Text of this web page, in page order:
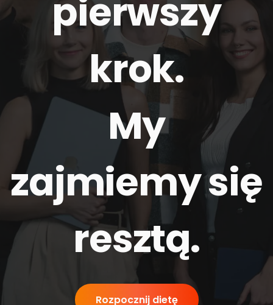
pierwszy
krok.
My
zajmiemy się
resztą.
Rozpocznij dietę